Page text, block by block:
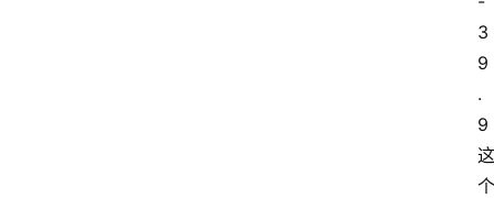
3
9
.
9
这
个